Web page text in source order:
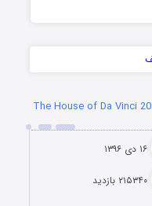
۱۶ دی ۱۳۹۶
۲۱۵۳۴۰ بازدید